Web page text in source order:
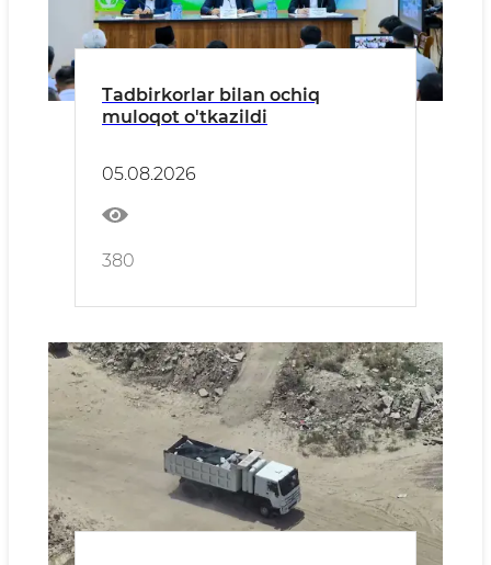
Tadbirkorlar bilan ochiq
muloqot o'tkazildi
05.08.2026
380